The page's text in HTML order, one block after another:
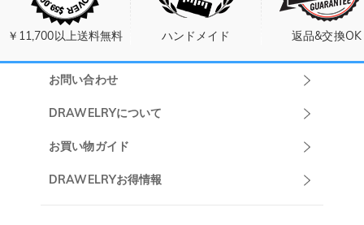
￥11,700以上送料無料 ハンドメイド 返品&交換OK
お問い合わせ
DRAWELRYについて
DRAWELRYについて
お買い物ガイド
発送について
DRAWELRYお得情報